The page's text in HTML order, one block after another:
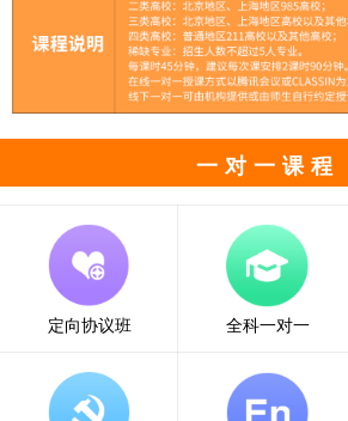
一对一课程
定向协议班 全科一对一